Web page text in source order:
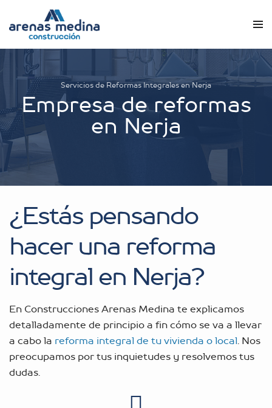
Servicios de Reformas Integrales en Nerja
Empresa de reformas
en Nerja
¿Estás pensando
hacer una reforma
integral en Nerja?
En Construcciones Arenas Medina te explicamos
detalladamente de principio a fin cómo se va a llevar
a cabo la reforma integral de tu vivienda o local. Nos
preocupamos por tus inquietudes y resolvemos tus
dudas.